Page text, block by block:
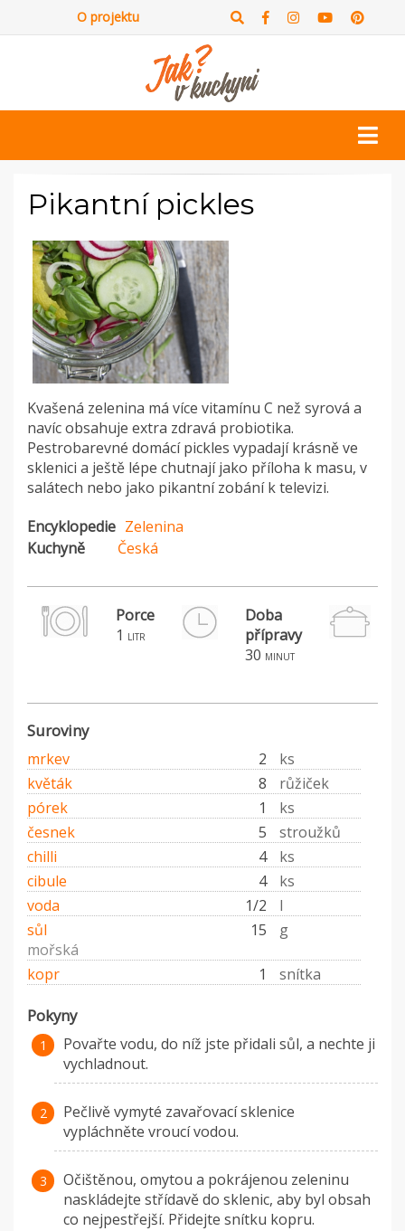
O projektu
Pikantní pickles
Kvašená zelenina má více vitamínu C než syrová a
navíc obsahuje extra zdravá probiotika.
Pestrobarevné domácí pickles vypadají krásně ve
sklenici a ještě lépe chutnají jako příloha k masu, v
salátech nebo jako pikantní zobání k televizi.
Encyklopedie Zelenina
Kuchyně
Česká
Porce
1 litr
Doba
přípravy
30 minut
Suroviny
mrkev 2
ks
květák
8
růžiček
pórek
1
ks
česnek
5
stroužků
chilli
4
ks
cibule
4
ks
voda
1/2
l
sůl
15
g
mořská
kopr
1 snítka
Pokyny
Povařte vodu, do níž jste přidali sůl, a nechte ji
vychladnout.
Pečlivě vymyté zavařovací sklenice
vypláchněte vroucí vodou.
Očištěnou, omytou a pokrájenou zeleninu
naskládejte střídavě do sklenic, aby byl obsah
co nejpestřejší. Přidejte snítku kopru.